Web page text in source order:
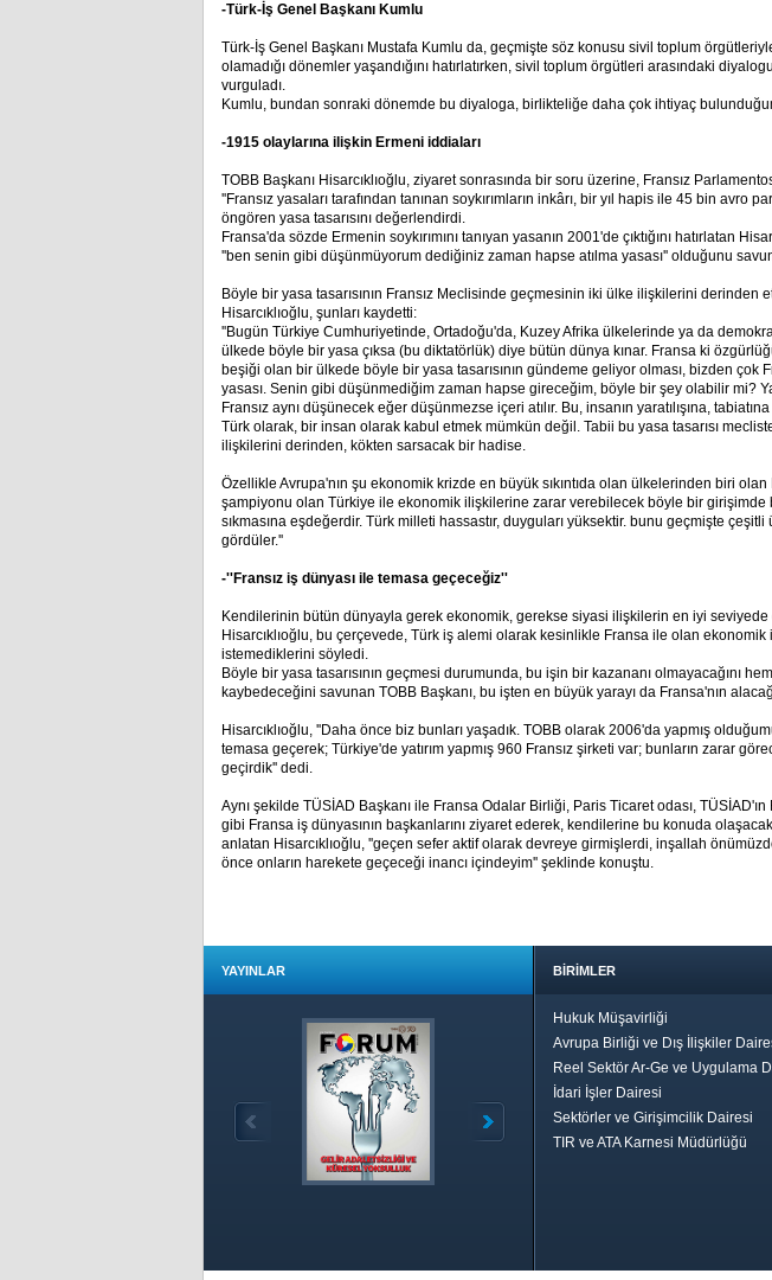
-Türk-İş Genel Başkanı Kumlu
Türk-İş Genel Başkanı Mustafa Kumlu da, geçmişte söz konusu sivil toplum
olamadığı dönemler yaşandığını hatırlatırken, sivil toplum örgütleri arasındaki
vurguladı.
Kumlu, bundan sonraki dönemde bu diyaloga, birlikteliğe daha çok ihtiyaç
-1915 olaylarına ilişkin Ermeni iddiaları
TOBB Başkanı Hisarcıklıoğlu, ziyaret sonrasında bir soru üzerine, Fransız
''Fransız yasaları tarafından tanınan soykırımların inkârı, bir yıl hapis ile 45 bin avro
öngören yasa tasarısını değerlendirdi.
Fransa'da sözde Ermenin soykırımını tanıyan yasanın 2001'de çıktığını hatırlatan
''ben senin gibi düşünmüyorum dediğiniz zaman hapse atılma yasası'' olduğunu
Böyle bir yasa tasarısının Fransız Meclisinde geçmesinin iki ülke ilişkilerini derinden
Hisarcıklıoğlu, şunları kaydetti:
''Bugün Türkiye Cumhuriyetinde, Ortadoğu'da, Kuzey Afrika ülkelerinde ya da
ülkede böyle bir yasa çıksa (bu diktatörlük) diye bütün dünya kınar. Fransa ki
beşiği olan bir ülkede böyle bir yasa tasarısının gündeme geliyor olması, bizden çok
yasası. Senin gibi düşünmediğim zaman hapse gireceğim, böyle bir şey olabilir mi?
Fransız aynı düşünecek eğer düşünmezse içeri atılır. Bu, insanın yaratılışına,
Türk olarak, bir insan olarak kabul etmek mümkün değil. Tabii bu yasa tasarısı
ilişkilerini derinden, kökten sarsacak bir hadise.
Özellikle Avrupa'nın şu ekonomik krizde en büyük sıkıntıda olan ülkelerinden biri
şampiyonu olan Türkiye ile ekonomik ilişkilerine zarar verebilecek böyle bir girişimde
sıkmasına eşdeğerdir. Türk milleti hassastır, duyguları yüksektir. bunu geçmişte çeşitli
gördüler.''
-''Fransız iş dünyası ile temasa geçeceğiz''
Kendilerinin bütün dünyayla gerek ekonomik, gerekse siyasi ilişkilerin en iyi seviyede
Hisarcıklıoğlu, bu çerçevede, Türk iş alemi olarak kesinlikle Fransa ile olan
istemediklerini söyledi.
Böyle bir yasa tasarısının geçmesi durumunda, bu işin bir kazananı olmayacağını
kaybedeceğini savunan TOBB Başkanı, bu işten en büyük yarayı da Fransa'nın
Hisarcıklıoğlu, ''Daha önce biz bunları yaşadık. TOBB olarak 2006'da yapmış
temasa geçerek; Türkiye'de yatırım yapmış 960 Fransız şirketi var; bunların zarar
geçirdik'' dedi.
Aynı şekilde TÜSİAD Başkanı ile Fransa Odalar Birliği, Paris Ticaret odası,
gibi Fransa iş dünyasının başkanlarını ziyaret ederek, kendilerine bu konuda
anlatan Hisarcıklıoğlu, ''geçen sefer aktif olarak devreye girmişlerdi, inşallah
önce onların harekete geçeceği inancı içindeyim'' şeklinde konuştu.
YAYINLAR BİRİMLER
Hukuk Müşavirliği
Avrupa Birliği ve Dış İlişkiler
Reel Sektör Ar-Ge ve Uygulama
İdari İşler Dairesi
Sektörler ve Girişimcilik Dairesi
TIR ve ATA Karnesi Müdürlüğü